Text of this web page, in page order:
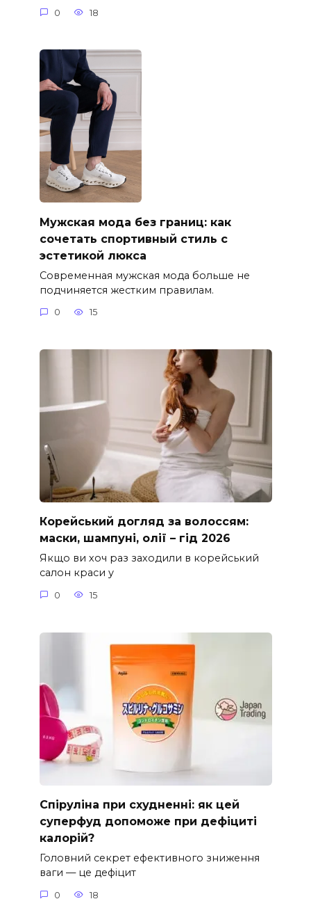
0 18
Мужская мода без границ: как
сочетать спортивный стиль с
эстетикой люкса
Современная мужская мода больше не
подчиняется жестким правилам.
0 15
Корейський догляд за волоссям:
маски, шампуні, олії – гід 2026
Якщо ви хоч раз заходили в корейський
салон краси у
0 15
Спіруліна при схудненні: як цей
суперфуд допоможе при дефіциті
калорій?
Головний секрет ефективного зниження
ваги — це дефіцит
0 18